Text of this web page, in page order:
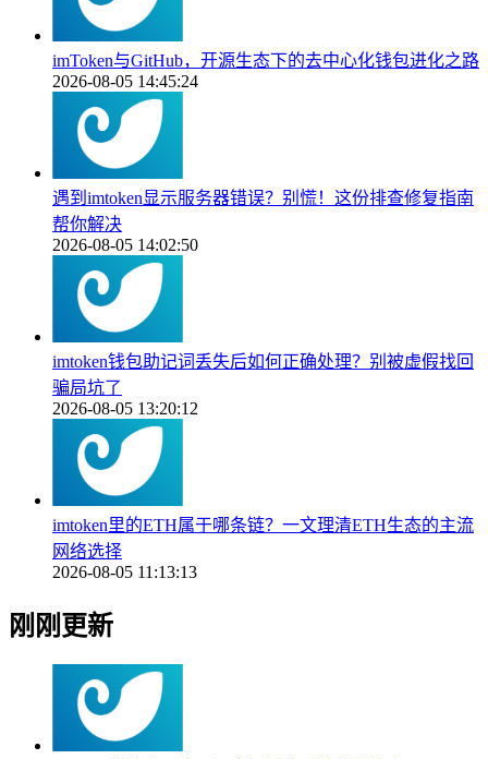
imToken与GitHub，开源生态下的去中心化钱包进化之路
2026-08-05 14:45:24
遇到imtoken显示服务器错误？别慌！这份排查修复指南
帮你解决
2026-08-05 14:02:50
imtoken钱包助记词丢失后如何正确处理？别被虚假找回
骗局坑了
2026-08-05 13:20:12
imtoken里的ETH属于哪条链？一文理清ETH生态的主流
网络选择
2026-08-05 11:13:13
刚刚更新